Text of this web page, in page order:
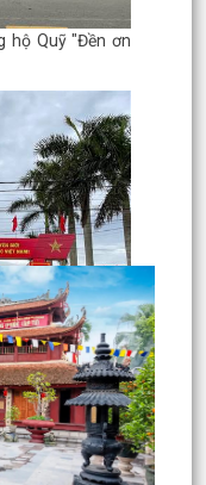
hộ Quỹ "Đền ơn
HỘI NGHỊ
NGHIỆP